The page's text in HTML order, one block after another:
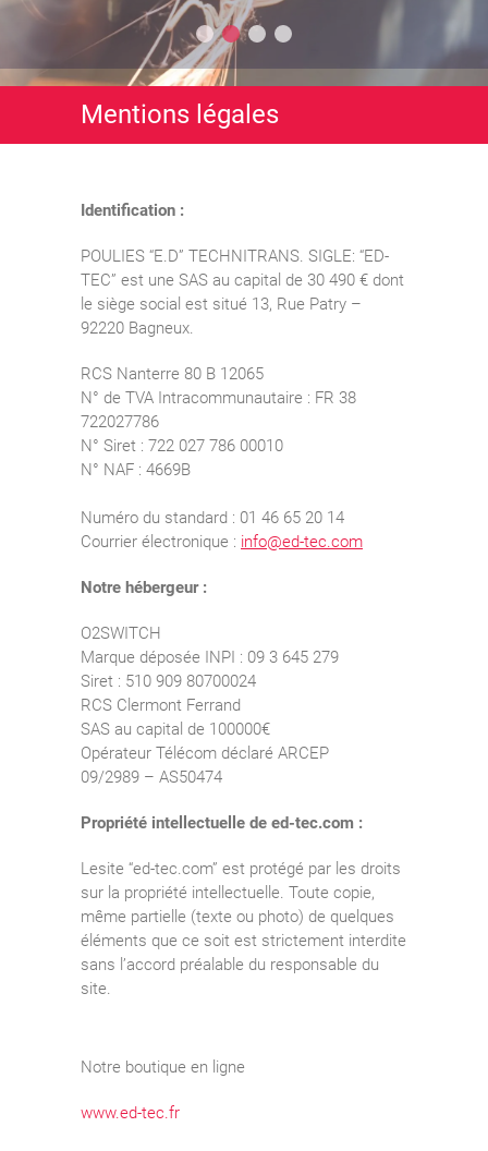
Mentions légales
Identification :
POULIES “E.D” TECHNITRANS. SIGLE: “ED-
TEC” est une SAS au capital de 30 490 € dont
le siège social est situé 13, Rue Patry –
92220 Bagneux.
RCS Nanterre 80 B 12065
N° de TVA Intracommunautaire : FR 38
722027786
N° Siret : 722 027 786 00010
N° NAF : 4669B
Numéro du standard : 01 46 65 20 14
Courrier électronique : info@ed-tec.com
Notre hébergeur :
O2SWITCH
Marque déposée INPI : 09 3 645 279
Siret : 510 909 80700024
RCS Clermont Ferrand
SAS au capital de 100000€
Opérateur Télécom déclaré ARCEP
09/2989 – AS50474
Propriété intellectuelle de ed-tec.com :
Lesite “ed-tec.com” est protégé par les droits
sur la propriété intellectuelle. Toute copie,
même partielle (texte ou photo) de quelques
éléments que ce soit est strictement interdite
sans l’accord préalable du responsable du
site.
Notre boutique en ligne
www.ed-tec.fr